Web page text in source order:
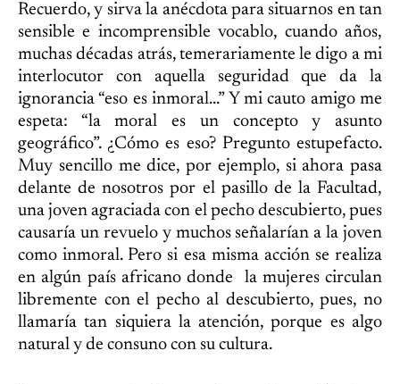
Recuerdo, y sirva la anécdota para situarnos en tan
sensible e incomprensible vocablo, cuando años,
muchas décadas atrás, temerariamente le digo a mi
interlocutor con aquella seguridad que da la
ignorancia “eso es inmoral…” Y mi cauto amigo me
espeta: “la moral es un concepto y asunto
geográfico”. ¿Cómo es eso? Pregunto estupefacto.
Muy sencillo me dice, por ejemplo, si ahora pasa
delante de nosotros por el pasillo de la Facultad,
una joven agraciada con el pecho descubierto, pues
causaría un revuelo y muchos señalarían a la joven
como inmoral. Pero si esa misma acción se realiza
en algún país africano donde la mujeres circulan
libremente con el pecho al descubierto, pues, no
llamaría tan siquiera la atención, porque es algo
natural y de consuno con su cultura.